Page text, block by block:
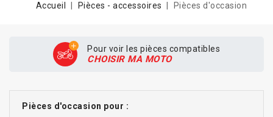
Accueil Pièces - accessoires Pièces d'occasion
Pour voir les pièces compatibles
CHOISIR MA MOTO
Pièces d'occasion pour :